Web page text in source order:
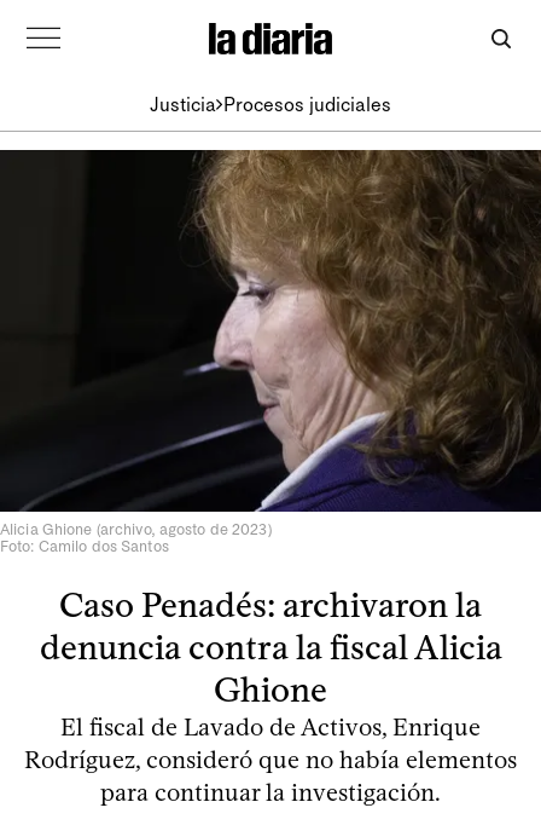
Justicia Procesos judiciales
Alicia Ghione (archivo, agosto de 2023)
Foto: Camilo dos Santos
Caso Penadés: archivaron la
denuncia contra la fiscal Alicia
Ghione
El fiscal de Lavado de Activos, Enrique
Rodríguez, consideró que no había elementos
para continuar la investigación.